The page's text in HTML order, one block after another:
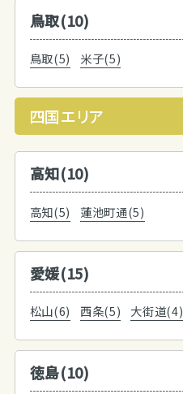
鳥取(10)
鳥取(5) 米子(5)
四国エリア
高知(10)
高知(5) 蓮池町通(5)
愛媛(15)
松山(6) 西条(5) 大街道(4)
徳島(10)